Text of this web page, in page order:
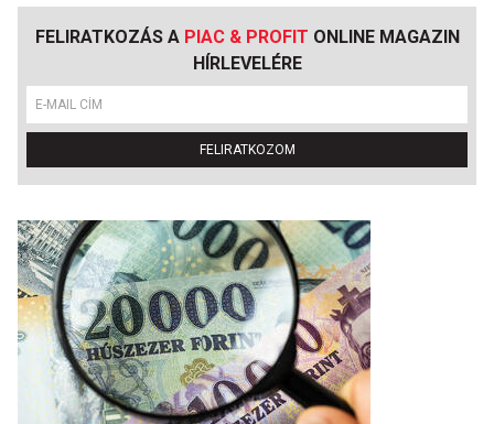
FELIRATKOZÁS A PIAC & PROFIT ONLINE MAGAZIN
HÍRLEVELÉRE
FELIRATKOZOM